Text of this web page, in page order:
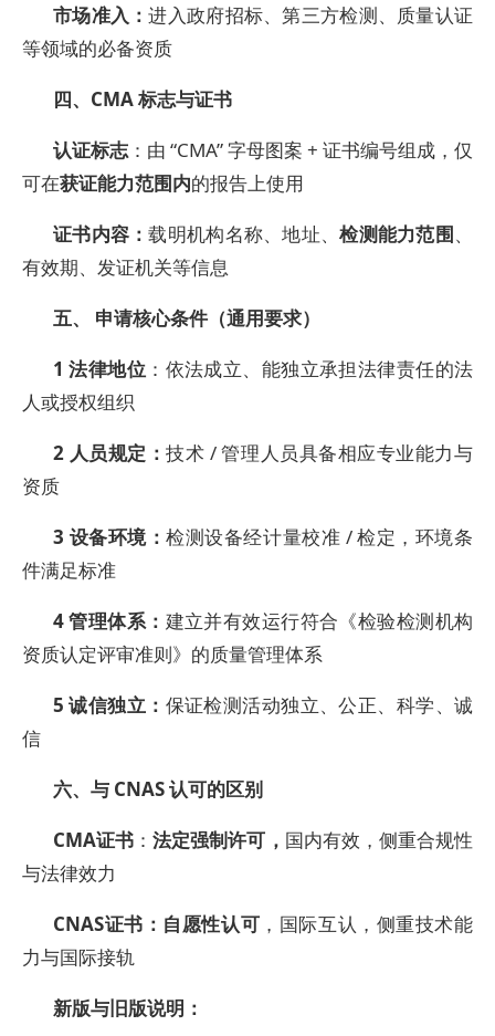
市场准入：进入政府招标、第三方检测、质量认证
等领域的必备资质
四、CMA 标志与证书
认证标志：由 “CMA” 字母图案 + 证书编号组成，仅
可在获证能力范围内的报告上使用
证书内容：载明机构名称、地址、检测能力范围、
有效期、发证机关等信息
五、 申请核心条件（通用要求）
1法律地位 ：依法成立、能独立承担法律责任的法
人或授权组织
2 人员规定：技术 / 管理人员具备相应专业能力与
资质
3 设备环境：检测设备经计量校准 / 检定，环境条
件满足标准
4管理体系： 建立并有效运行符合《检验检测机构
资质认定评审准则》的质量管理体系
5诚信独立： 保证检测活动独立、公正、科学、诚
信
六、与 CNAS 认可的区别
CMA证书 ：法定强制许可， 国内有效，侧重合规性
与法律效力
CNAS证书：自愿性认可 ，国际互认，侧重技术能
力与国际接轨
新版与旧版说明：